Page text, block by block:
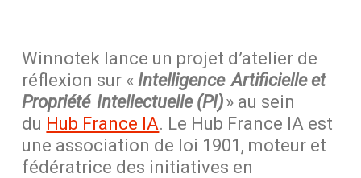
Winnotek lance un projet d’atelier de
réflexion sur «Intelligence Artificielle et
Propriété Intellectuelle(PI)» au sein
du Hub France IA. Le Hub France IA est
une association de loi 1901, moteur et
fédératrice des initiatives en